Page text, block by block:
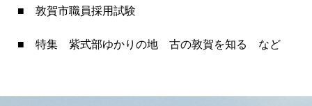
■ 敦賀市職員採用試験
■ 特集 紫式部ゆかりの地 古の敦賀を知る など